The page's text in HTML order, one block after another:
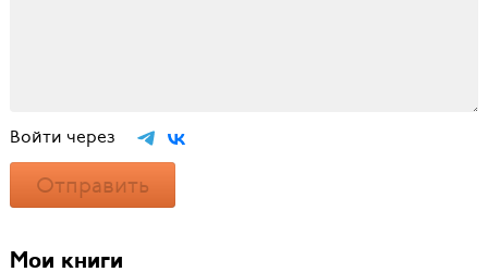
Войти через
Отправить
Мои книги